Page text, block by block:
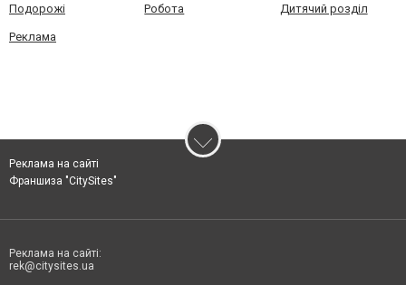
Подорожі Робота Дитячий розділ
Реклама
Реклама на сайті
Франшиза "CitySites"
Реклама на сайті:
rek@citysites.ua